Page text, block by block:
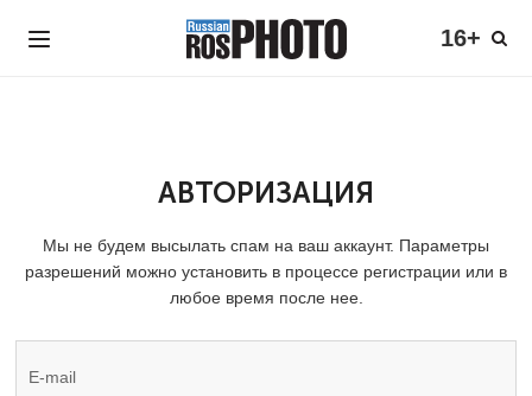
16+
АВТОРИЗАЦИЯ
Мы не будем высылать спам на ваш аккаунт. Параметры
разрешений можно установить в процессе регистрации или в
любое время после нее.